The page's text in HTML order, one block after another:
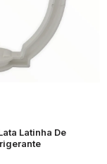
Latinha De